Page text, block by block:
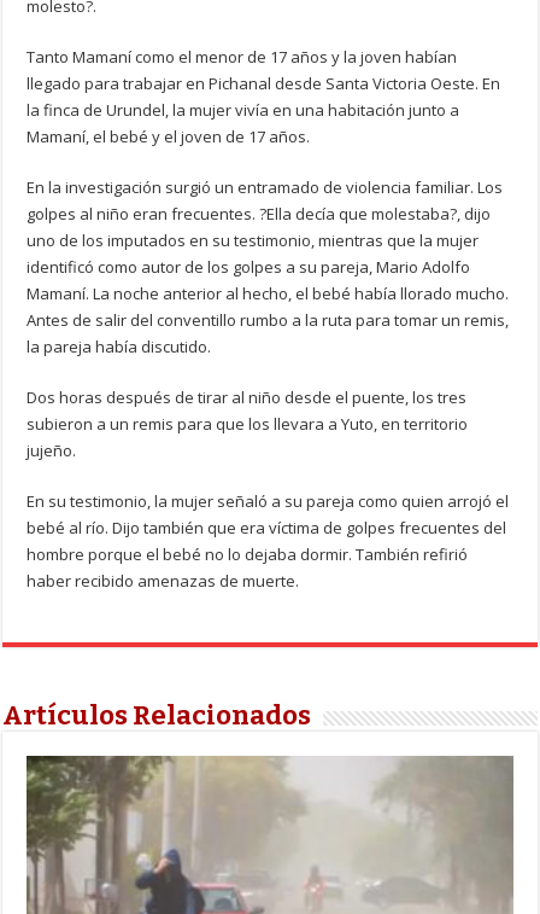
molesto?.
Tanto Mamaní como el menor de 17 años y la joven habían
llegado para trabajar en Pichanal desde Santa Victoria Oeste. En
la finca de Urundel, la mujer vivía en una habitación junto a
Mamaní, el bebé y el joven de 17 años.
En la investigación surgió un entramado de violencia familiar. Los
golpes al niño eran frecuentes. ?Ella decía que molestaba?, dijo
uno de los imputados en su testimonio, mientras que la mujer
identificó como autor de los golpes a su pareja, Mario Adolfo
Mamaní. La noche anterior al hecho, el bebé había llorado mucho.
Antes de salir del conventillo rumbo a la ruta para tomar un remis,
la pareja había discutido.
Dos horas después de tirar al niño desde el puente, los tres
subieron a un remis para que los llevara a Yuto, en territorio
jujeño.
En su testimonio, la mujer señaló a su pareja como quien arrojó el
bebé al río. Dijo también que era víctima de golpes frecuentes del
hombre porque el bebé no lo dejaba dormir. También refirió
haber recibido amenazas de muerte.
Artículos Relacionados